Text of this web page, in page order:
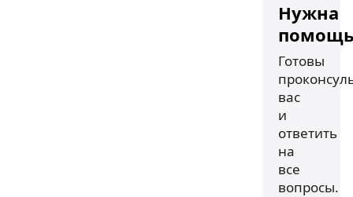
Нужна
Готовы
вас
и
ответить
на
все
вопросы.